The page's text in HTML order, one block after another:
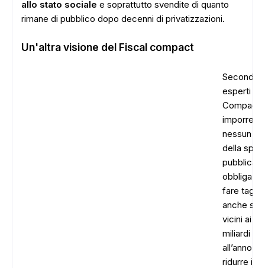
allo stato sociale e soprattutto svendite di quanto
rimane di pubblico dopo decenni di privatizzazioni.
Un'altra visione del Fiscal compact
Secondo
esperti il
Compact
nessun
della
pubblica
obbliga
fare tagli
anche
vicini ai 50
miliardi
all’anno.
ridurre il